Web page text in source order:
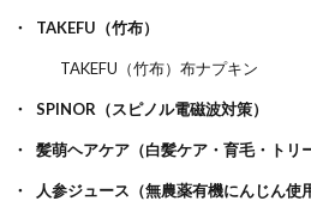
TAKEFU（竹布）
TAKEFU（竹布）布ナプキン
SPINOR（スピノル電磁波対策）
髪萌ヘアケア（白髪ケア・育毛・トリ
人参ジュース（無農薬有機にんじん使